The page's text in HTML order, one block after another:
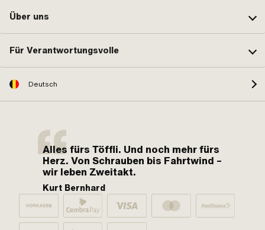
Über uns
Für Verantwortungsvolle
Deutsch
Alles fürs Töffli. Und noch mehr fürs
Herz. Von Schrauben bis Fahrtwind –
wir leben Zweitakt.
Kurt Bernhard